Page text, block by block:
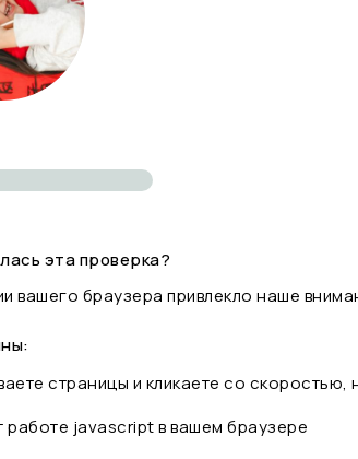
эта проверка?
вашего браузера привлекло наше
страницы и кликаете со
работе javascript в вашем браузере